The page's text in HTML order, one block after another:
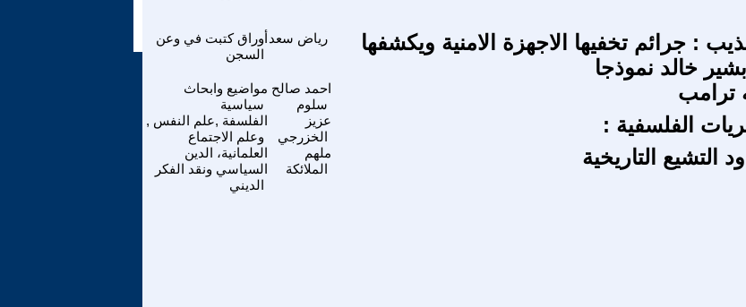
أوراق كتبت في وعن
السجن
رياض سعد
: جرائم تخفيها الاجهزة الامنية ويكشفها
خالد نموذجا
مواضيع وابحاث
سياسية
احمد صالح
سلوم
ترامب
الفلسفة ,علم النفس ,
وعلم الاجتماع
عزيز
الخزرجي
الفلسفية :
العلمانية، الدين
السياسي ونقد الفكر
الديني
ملهم
الملائكة
التشيع التاريخية